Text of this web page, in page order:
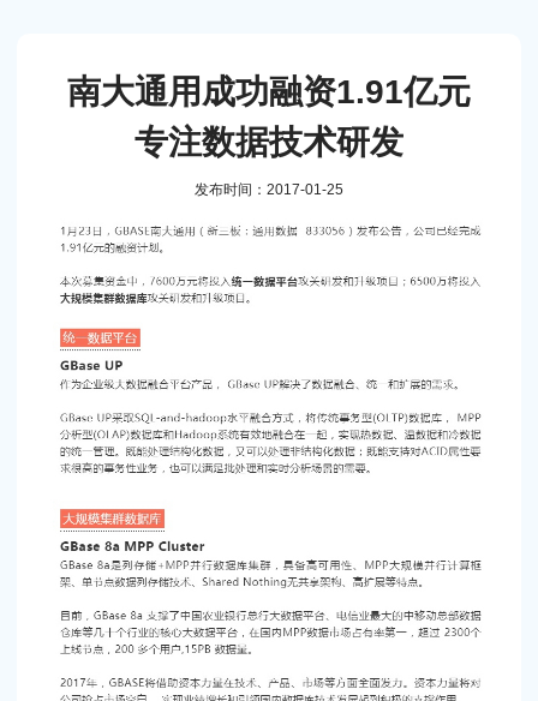
南大通用成功融资1.91亿元
专注数据技术研发
发布时间：2017-01-25